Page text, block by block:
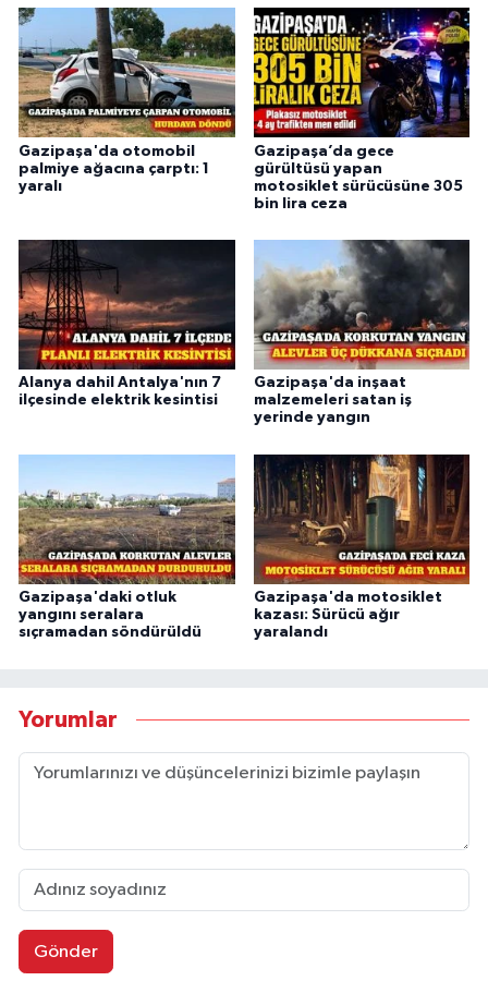
Gazipaşa'da otomobil
palmiye ağacına çarptı: 1
yaralı
Gazipaşa’da gece
gürültüsü yapan
motosiklet sürücüsüne 305
bin lira ceza
Alanya dahil Antalya'nın 7
ilçesinde elektrik kesintisi
Gazipaşa'da inşaat
malzemeleri satan iş
yerinde yangın
Gazipaşa'daki otluk
yangını seralara
sıçramadan söndürüldü
Gazipaşa'da motosiklet
kazası: Sürücü ağır
yaralandı
Yorumlar
Gönder